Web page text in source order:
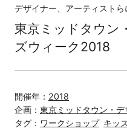
デザイナー、アーティスト
東京ミッドタウン
ズウィーク2018
開催年： 2018
企画： 東京ミッドタウン・
タグ： ワークショップ キッ